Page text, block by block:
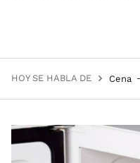
HOY SE HABLA DE Cena